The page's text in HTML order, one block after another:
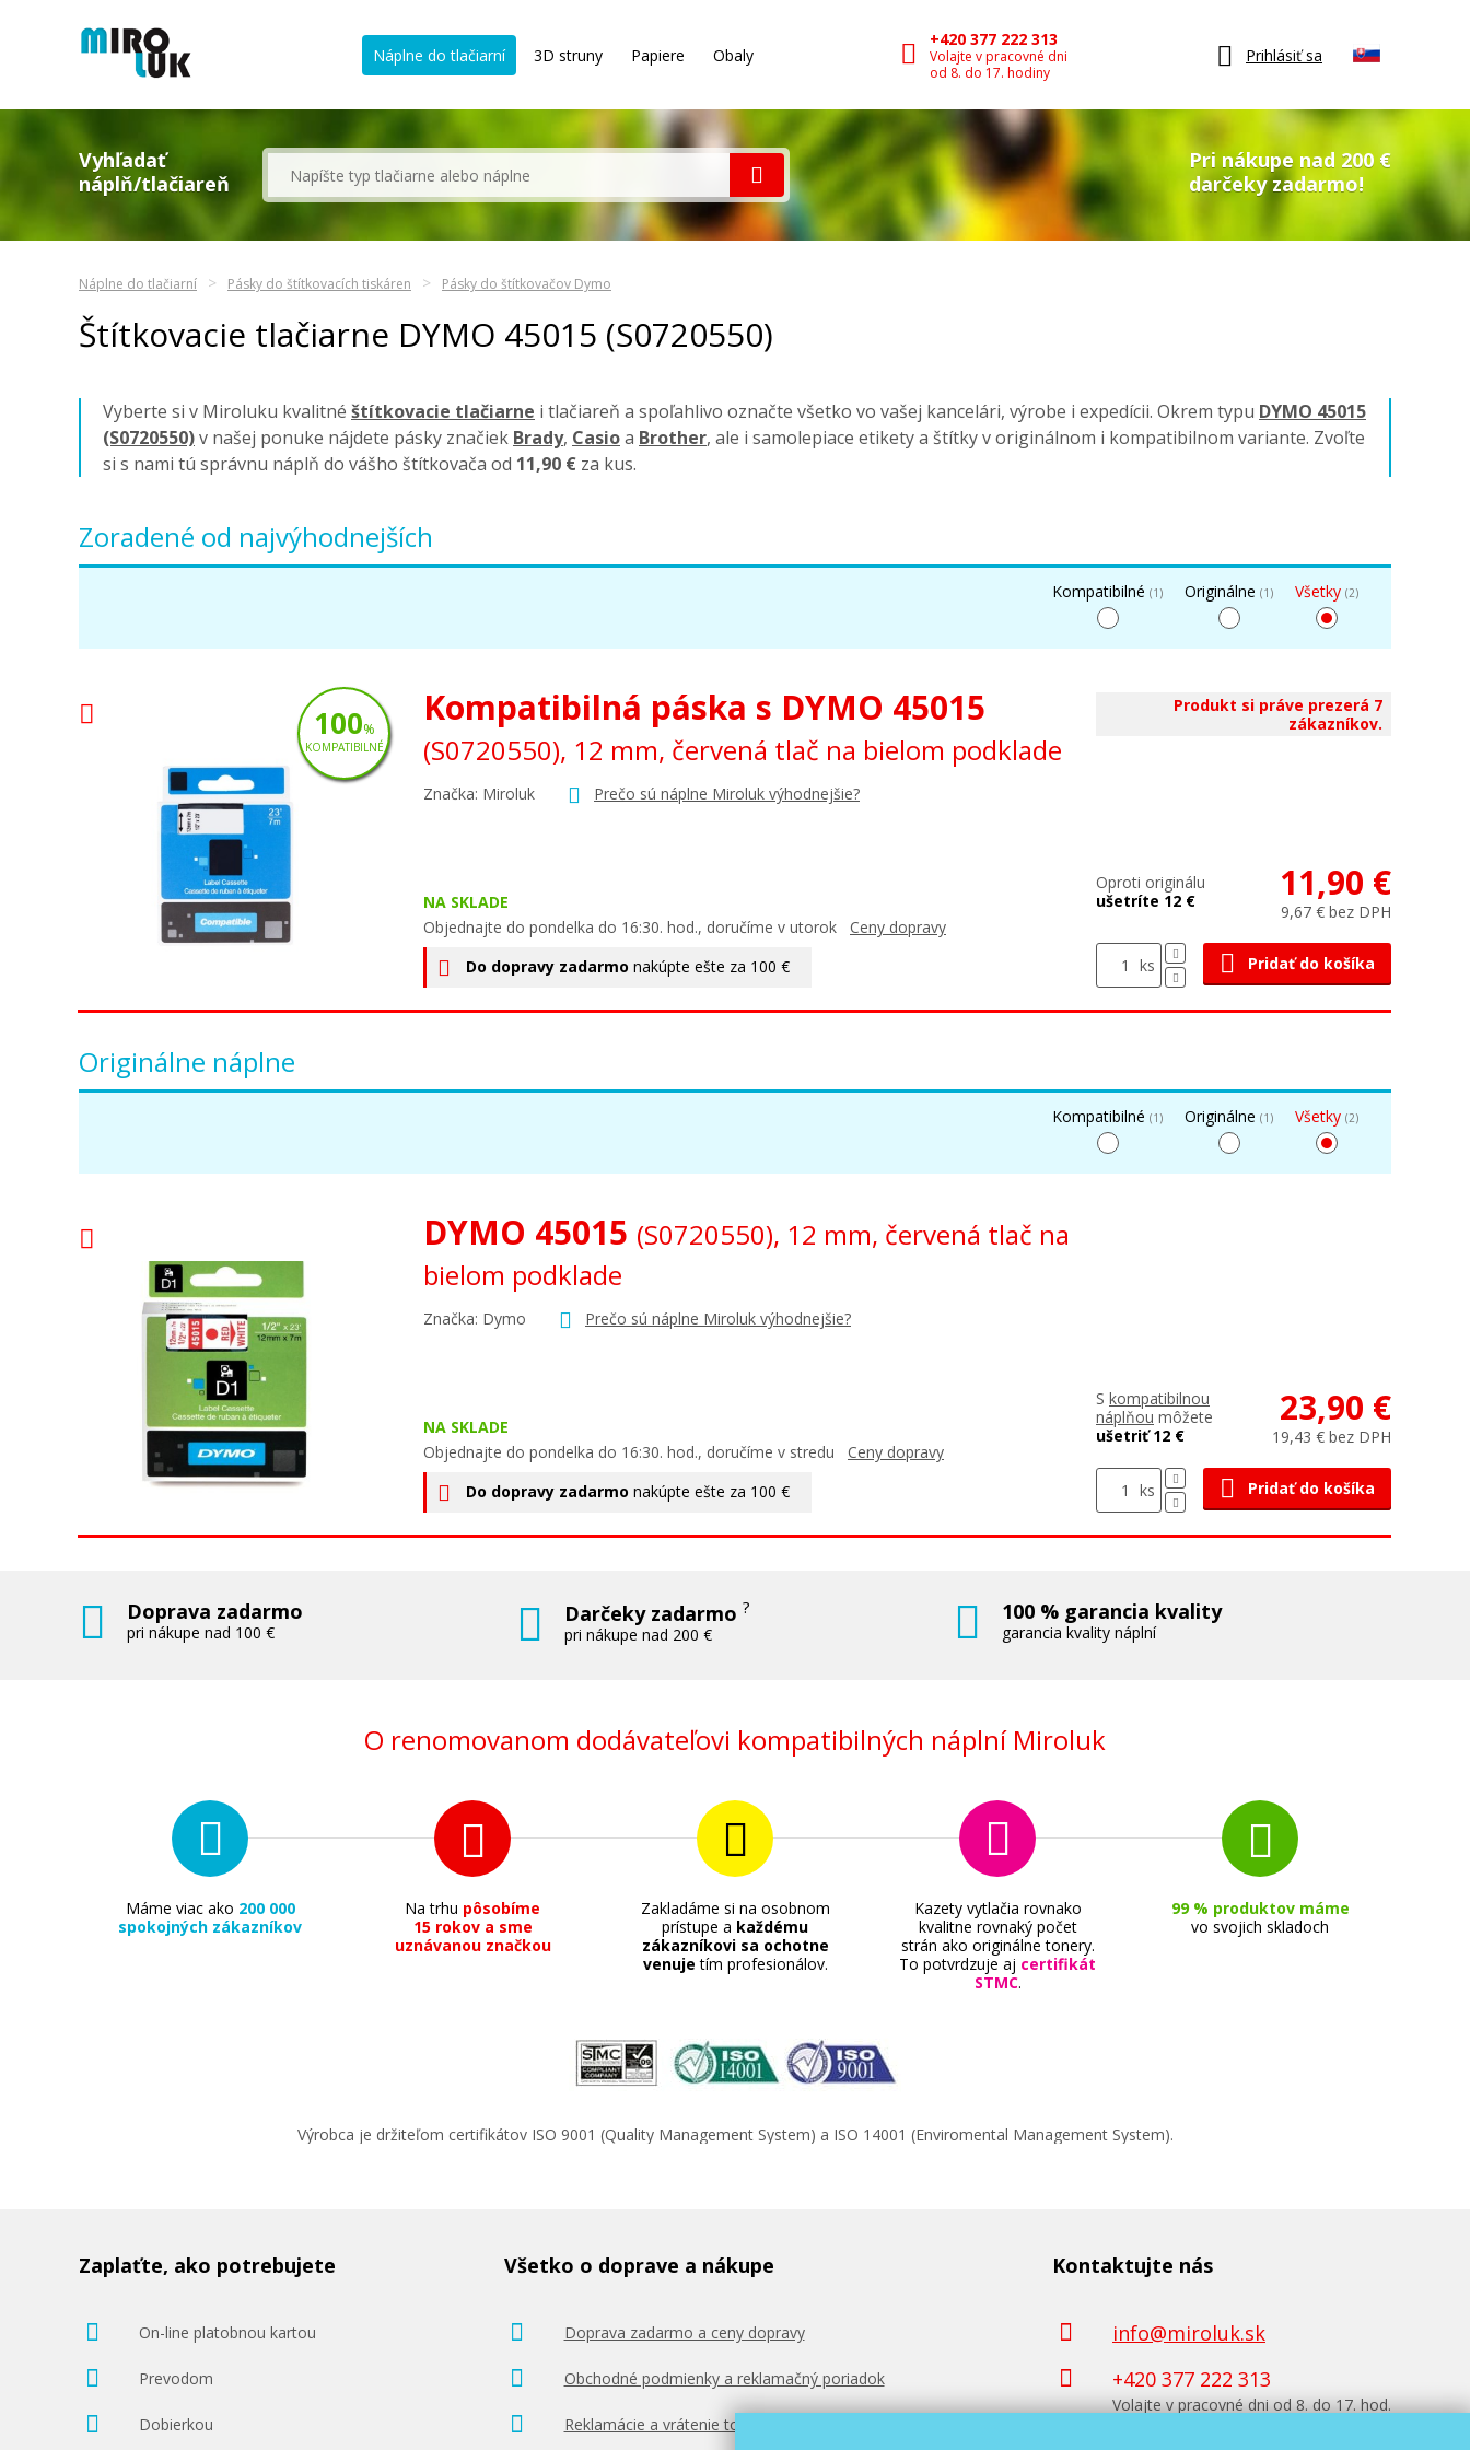
Náplne do tlačiarní 3D struny Papiere Obaly
+420 377 222 313
Volajte v pracovné dni
od 8. do 17. hodiny
Prihlásiť sa
Vyhľadať
náplň/tlačiareň
Pri nákupe nad 200 €
darčeky zadarmo!
Náplne do tlačiarní Pásky do štítkovacích tiskáren Pásky do štítkovačov Dymo
Štítkovacie tlačiarne DYMO 45015 (S0720550)
Vyberte si v Miroluku kvalitné štítkovacie tlačiarne i tlačiareň a spoľahlivo označte všetko vo vašej kancelári, výrobe i expedícii. Okrem typu DYMO 45015
(S0720550)v našej ponuke nájdete pásky značiek Brady, Casioa Brother, ale i samolepiace etikety a štítky v originálnom i kompatibilnom variante. Zvoľte
si s nami tú správnu náplň do vášho štítkovača od 11,90 € za kus.
Zoradené od najvýhodnejších
Kompatibilné (1) Originálne (1) Všetky (2)
Kompatibilná páska s DYMO 45015
(S0720550), 12 mm, červená tlač na bielom podklade
Značka: Miroluk Prečo sú náplne Miroluk výhodnejšie?
NA SKLADE
Objednajte do pondelka do 16:30. hod., doručíme v utorok Ceny dopravy
Do dopravy zadarmo nakúpte ešte za 100 €
Produkt si práve prezerá 7
zákazníkov.
Oproti originálu
ušetríte 12 €
11,90 €
9,67 € bez DPH
ks Pridať do košíka
100%
KOMPATIBILNÉ
Originálne náplne
Kompatibilné (1) Originálne (1) Všetky (2)
DYMO 45015 (S0720550), 12 mm, červená tlač na
bielom podklade
Značka: Dymo Prečo sú náplne Miroluk výhodnejšie?
NA SKLADE
Objednajte do pondelka do 16:30. hod., doručíme v stredu Ceny dopravy
Do dopravy zadarmo nakúpte ešte za 100 €
S kompatibilnou
náplňou môžete
ušetriť 12 €
23,90 €
19,43 € bez DPH
ks Pridať do košíka
Doprava zadarmo
pri nákupe nad 100 €
Darčeky zadarmo?
pri nákupe nad 200 €
100 % garancia kvality
garancia kvality náplní
O renomovanom dodávateľovi kompatibilných náplní Miroluk
Máme viac ako 200 000
spokojných zákazníkov
Na trhu pôsobíme
15 rokov a sme
uznávanou značkou
Zakladáme si na osobnom
prístupe a každému
zákazníkovi sa ochotne
venuje tím profesionálov.
Kazety vytlačia rovnako
kvalitne rovnaký počet
strán ako originálne tonery.
To potvrdzuje aj certifikát
STMC.
99 % produktov máme
vo svojich skladoch
Výrobca je držiteľom certifikátov ISO 9001 (Quality Management System) a ISO 14001 (Enviromental Management System).
Zaplaťte, ako potrebujete
On-line platobnou kartou
Prevodom
Dobierkou
Všetko o doprave a nákupe
Doprava zadarmo a ceny dopravy
Obchodné podmienky a reklamačný poriadok
Reklamácie a vrátenie tovaru
Kontaktujte nás
info@miroluk.sk
+420 377 222 313
Volajte v pracovné dni od 8. do 17. hod.